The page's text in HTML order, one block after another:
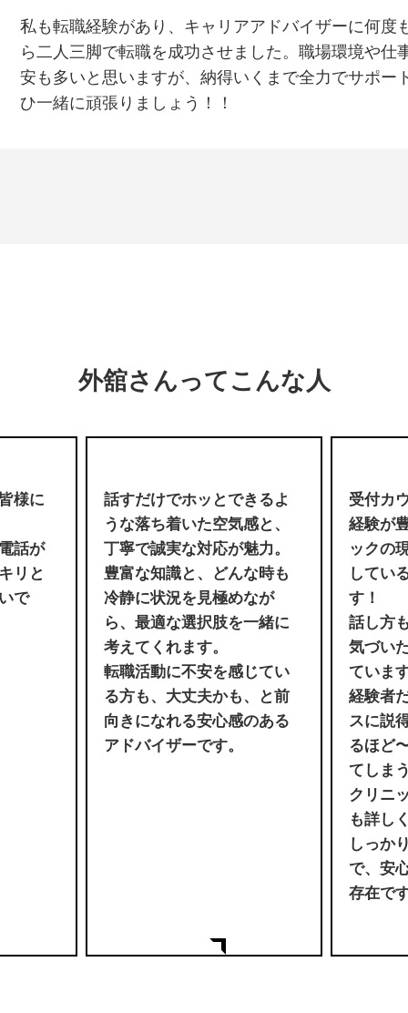
私も転職経験があり、キャリアアドバイザーに何度
ら二人三脚で転職を成功させました。職場環境や仕
安も多いと思いますが、納得いくまで全力でサポー
ひ一緒に頑張りましょう！！
外舘さんってこんな人
様に
話が
リと
で
話すだけでホッとできるよ
うな落ち着いた空気感と、
丁寧で誠実な対応が魅力。
豊富な知識と、どんな時も
冷静に状況を見極めなが
ら、最適な選択肢を一緒に
考えてくれます。
転職活動に不安を感じてい
る方も、大丈夫かも、と前
向きになれる安心感のある
アドバイザーです。
受付カ
経験が
ックの
してい
す！
話し方
気づい
ていま
経験者
スに説
るほど
てしま
クリニ
も詳し
しっか
で、安
存在で